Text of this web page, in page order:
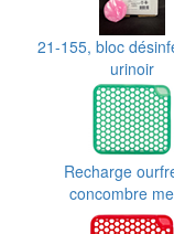
21-155, bloc
urinoir
Recharge
concombre